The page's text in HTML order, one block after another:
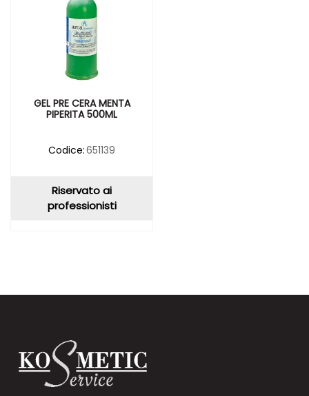
GEL PRE CERA MENTA
PIPERITA 500ML
Codice:651139
Riservato ai
professionisti